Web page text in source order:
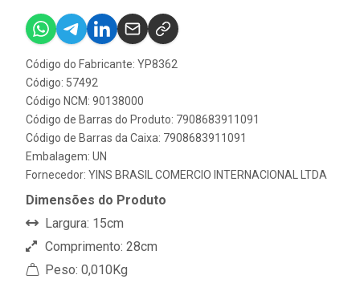
Código do Fabricante: YP8362
Código: 57492
Código NCM: 90138000
Código de Barras do Produto: 7908683911091
Código de Barras da Caixa: 7908683911091
Embalagem: UN
Fornecedor: YINS BRASIL COMERCIO INTERNACIONAL LTDA
Dimensões do Produto
Largura: 15cm
Comprimento: 28cm
Peso: 0,010Kg